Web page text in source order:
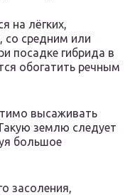
на лёгких,
со средним или
посадке гибрида в
обогатить речным
высаживать
землю следует
большое
засоления,